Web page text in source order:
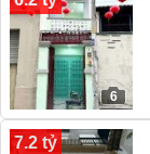
6
7.2 tỷ